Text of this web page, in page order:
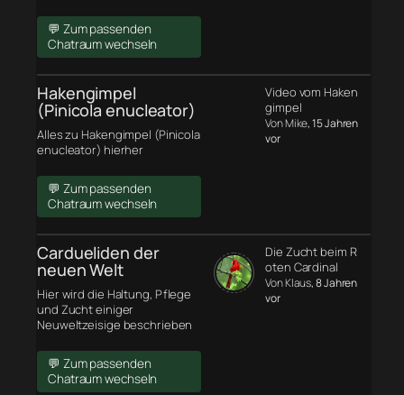
💬 Zum passenden
Chatraum wechseln
Hakengimpel
(Pinicola enucleator)
Alles zu Hakengimpel (Pinicola
enucleator) hierher
💬 Zum passenden
Chatraum wechseln
Video vom Haken
gimpel
Von Mike, 15 Jahren
vor
Cardueliden der
neuen Welt
Hier wird die Haltung, Pflege
und Zucht einiger
Neuweltzeisige beschrieben
💬 Zum passenden
Chatraum wechseln
Die Zucht beim R
oten Cardinal
Von Klaus, 8 Jahren
vor